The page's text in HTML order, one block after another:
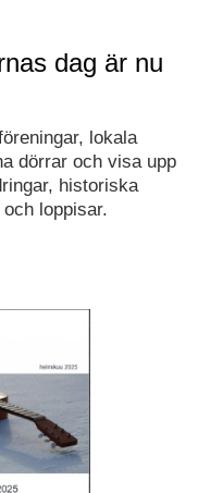
dag är nu
lokala
dörrar och visa upp
historiska
loppisar.